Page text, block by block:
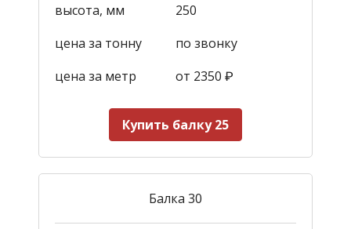
высота, мм
250
цена за тонну
по звонку
цена за метр
от 2350 ₽
Купить балку 25
Балка 30